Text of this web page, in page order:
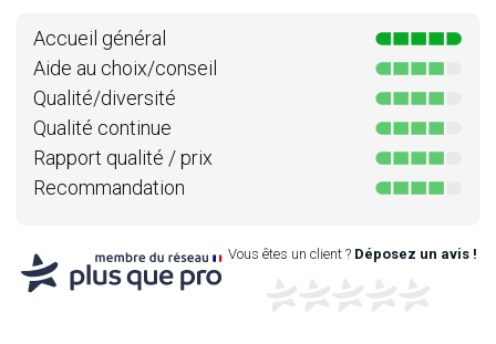
Accueil général
Aide au choix/conseil
Qualité/diversité
Qualité continue
Rapport qualité / prix
Recommandation
Vous êtes un client ? Déposez un avis !